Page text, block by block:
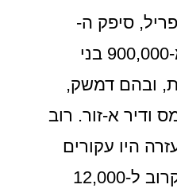
סיפק ה-
ICRC מזון ליותר מ-900,000 בני
ובהם דמשק,
ודיר א-זור. רוב
היו עקורים
במדינתם (IDPs). קרוב ל-12,000